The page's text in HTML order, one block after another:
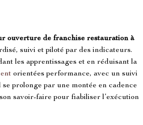
ouverture de franchise restauration à
suivi et piloté par des indicateurs.
les apprentissages et en réduisant la
orientées performance, avec un suivi
prolonge par une montée en cadence
savoir-faire pour fiabiliser l’exécution